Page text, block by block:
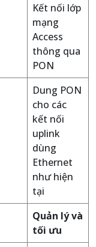
Kết nối lớp
mạng
Access
thông qua
PON
Dung PON
cho các
kết nối
uplink
dùng
Ethernet
như hiện
tại
Quản lý và
tối ưu